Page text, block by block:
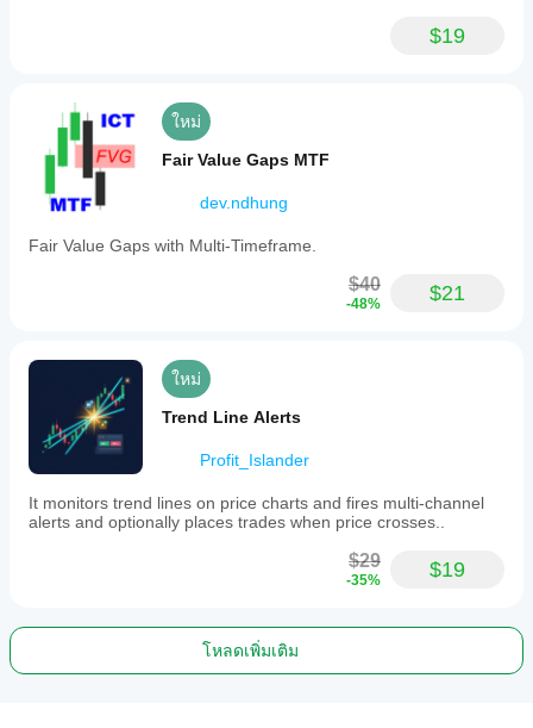
$19
ใหม่
Fair Value Gaps MTF
dev.ndhung
Fair Value Gaps with Multi-Timeframe.
$40
-48% $21
ใหม่
Trend Line Alerts
Profit_Islander
It monitors trend lines on price charts and fires multi-channel
alerts and optionally places trades when price crosses..
$29
-35% $19
โหลดเพิ่มเติม